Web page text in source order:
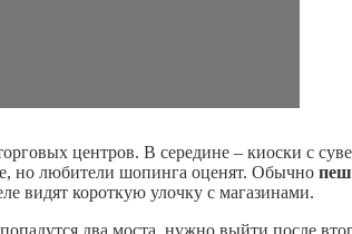
центров. В середине – киоски с
но любители шопинга оценят. Обычно
видят короткую улочку с магазинами.
два моста, нужно выйти после